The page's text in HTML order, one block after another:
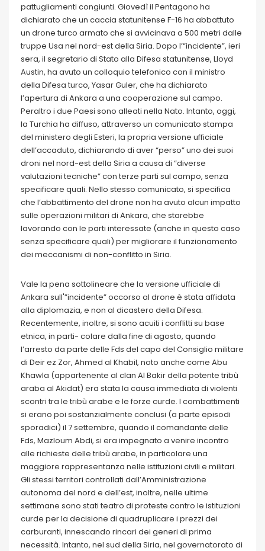
pattugliamenti congiunti. Giovedì il Pentagono ha
dichiarato che un caccia statunitense F-16 ha abbattuto
un drone turco armato che si avvicinava a 500 metri dalle
truppe Usa nel nord-est della Siria. Dopo l’“incidente”, ieri
sera, il segretario di Stato alla Difesa statunitense, Lloyd
Austin, ha avuto un colloquio telefonico con il ministro
della Difesa turco, Yasar Guler, che ha dichiarato
l’apertura di Ankara a una cooperazione sul campo.
Peraltro i due Paesi sono alleati nella Nato. Intanto, oggi,
la Turchia ha diffuso, attraverso un comunicato stampa
del ministero degli Esteri, la propria versione ufficiale
dell’accaduto, dichiarando di aver “perso” uno dei suoi
droni nel nord-est della Siria a causa di “diverse
valutazioni tecniche” con terze parti sul campo, senza
specificare quali. Nello stesso comunicato, si specifica
che l’abbattimento del drone non ha avuto alcun impatto
sulle operazioni militari di Ankara, che starebbe
lavorando con le parti interessate (anche in questo caso
senza specificare quali) per migliorare il funzionamento
dei meccanismi di non-conflitto in Siria.
Vale la pena sottolineare che la versione ufficiale di
Ankara sull'”incidente” occorso al drone è stata affidata
alla diplomazia, e non al dicastero della Difesa.
Recentemente, inoltre, si sono acuiti i conflitti su base
etnica, in parti- colare dalla fine di agosto, quando
l’arresto da parte delle Fds del capo del Consiglio militare
di Deir ez Zor, Ahmed al Khabil, noto anche come Abu
Khawla (appartenente al clan Al Bakir della potente tribù
araba al Akidat) era stata la causa immediata di violenti
scontri tra le tribù arabe e le forze curde. I combattimenti
si erano poi sostanzialmente conclusi (a parte episodi
sporadici) il 7 settembre, quando il comandante delle
Fds, Mazloum Abdi, si era impegnato a venire incontro
alle richieste delle tribù arabe, in particolare una
maggiore rappresentanza nelle istituzioni civili e militari.
Gli stessi territori controllati dall’Amministrazione
autonoma del nord e dell’est, inoltre, nelle ultime
settimane sono stati teatro di proteste contro le istituzioni
curde per la decisione di quadruplicare i prezzi dei
carburanti, innescando rincari dei generi di prima
necessità. Intanto, nel sud della Siria, nel governatorato di